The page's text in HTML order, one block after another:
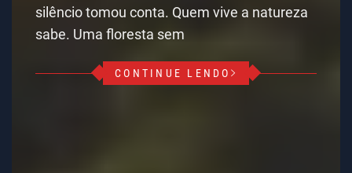
silêncio tomou conta. Quem vive a natureza
sabe. Uma floresta sem
CONTINUE LENDO